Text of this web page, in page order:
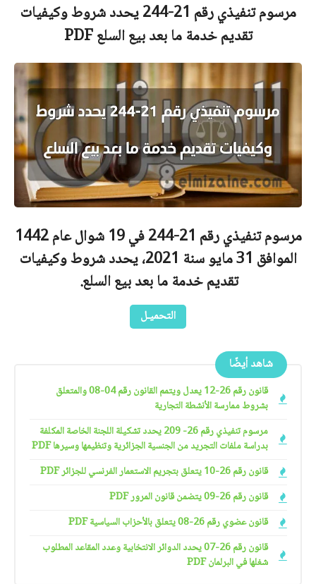
مرسوم تنفيذي رقم 21-244 يحدد شروط وكيفيات
تقديم خدمة ما بعد بيع السلعPDF
مرسوم تنفيذي رقم 21-244 في 19 شوال عام 1442
الموافق 31 مايو سنة 2021، يحدد شروط وكيفيات
تقديم خدمة ما بعد بيع السلع.
التحميـل
شاهد أيضًا
قانون رقم 26-12 يعدل ويتمم القانون رقم 04-08 والمتعلق
بشروط ممارسة الأنشطة التجارية
مرسوم تنفيذي رقم 26- 209 يحدد تشكيلة اللجنة الخاصة المكلفة
بدراسة ملفات التجريد من الجنسية الجزائرية وتنظيمها وسيرها PDF
قانون رقم 26-10 يتعلق بتجريم الاستعمار الفرنسي للجزائر PDF
قانون رقم 26-09 يتضمن قانون المرور PDF
قانون عضوي رقم 26-08 يتعلق بالأحزاب السياسية PDF
قانون رقم 26-07 يحدد الدوائر الانتخابية وعدد المقاعد المطلوب
شغلها في البرلمان PDF